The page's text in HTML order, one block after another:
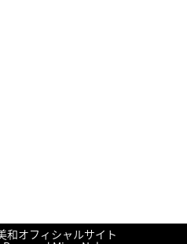
の楽譜にakiより
！にnakamiwaより
！にnakamiwaより
た！に友鶴蒼より
た！に友鶴蒼より
和オフィシャルサイト